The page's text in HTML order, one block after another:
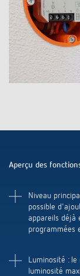
Spots
LUXORliving
Aérez
de Theben
Theben
Contact
Hotline
Recherche de
Aperçu des
Niveau
possible
appareils déjà
programmées
Luminosité :
luminosité